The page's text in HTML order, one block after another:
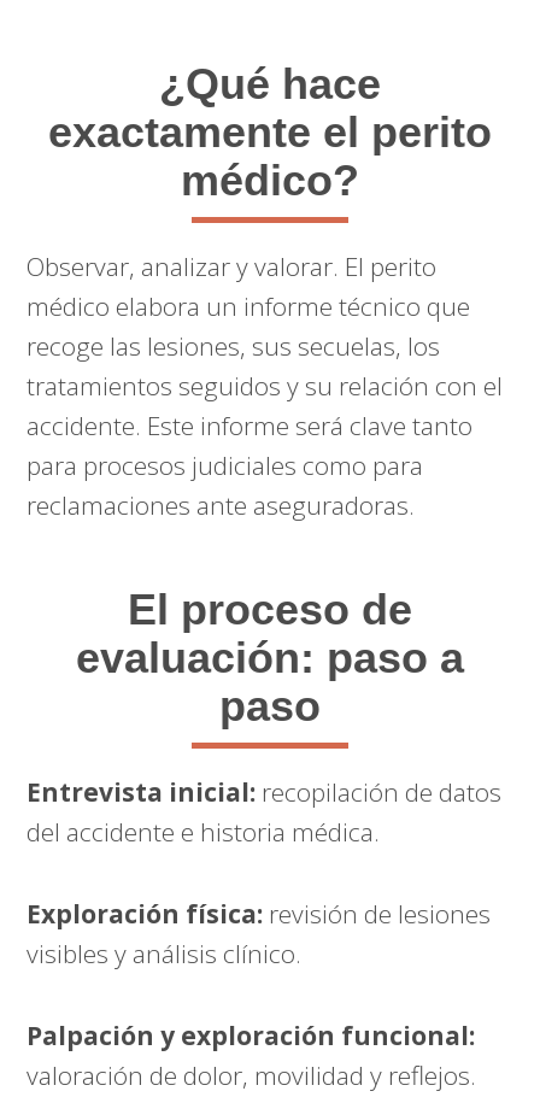
¿Qué hace
exactamente el perito
médico?
Observar, analizar y valorar. El perito
médico elabora un informe técnico que
recoge las lesiones, sus secuelas, los
tratamientos seguidos y su relación con el
accidente. Este informe será clave tanto
para procesos judiciales como para
reclamaciones ante aseguradoras.
El proceso de
evaluación: paso a
paso
Entrevista inicial: recopilación de datos
del accidente e historia médica.
Exploración física: revisión de lesiones
visibles y análisis clínico.
Palpación y exploración funcional:
valoración de dolor, movilidad y reflejos.